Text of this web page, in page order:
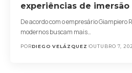
experiências de imersão
De acordo com o empresário Giampiero
modernos buscam mais…
PORDIEGO VELÁZQUEZ OUTUBRO 7,